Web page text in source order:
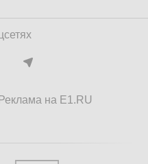
Реклама на E1.RU